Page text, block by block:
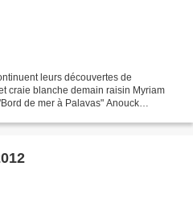
leurs découvertes de
craie blanche demain raisin Myriam
de mer à Palavas" Anouck